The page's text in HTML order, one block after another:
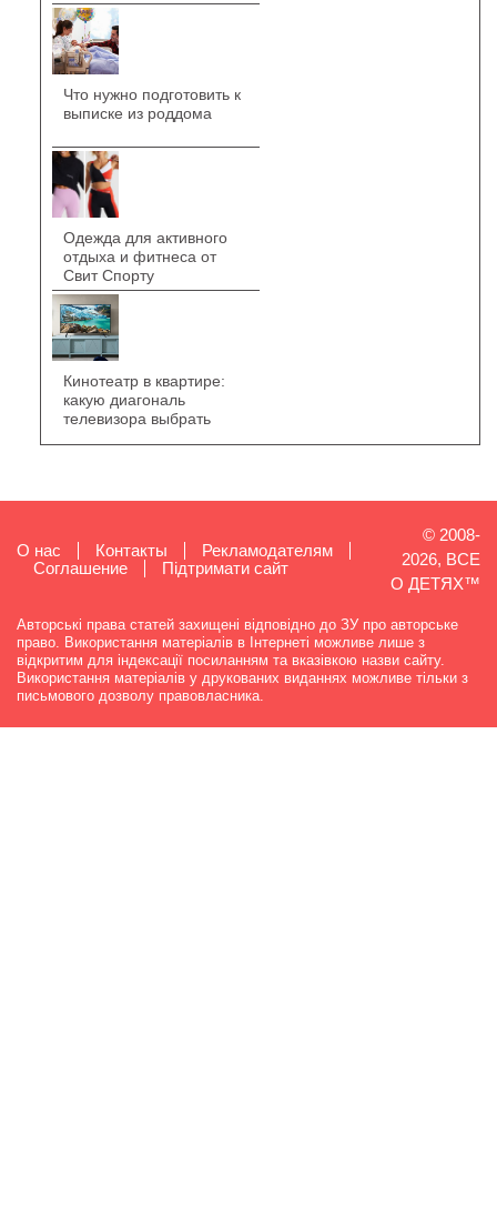
Что нужно подготовить к
выписке из роддома
Одежда для активного
отдыха и фитнеса от
Свит Спорту
Кинотеатр в квартире:
какую диагональ
телевизора выбрать
О нас Контакты
Рекламодателям
Cоглашение
Підтримати сайт
© 2008-
2026, ВСЕ
О ДЕТЯХ™
Авторські права статей захищені відповідно до ЗУ про авторське
право. Використання матеріалів в Інтернеті можливе лише з
відкритим для індексації посиланням та вказівкою назви сайту.
Використання матеріалів у друкованих виданнях можливе тільки з
письмового дозволу правовласника.